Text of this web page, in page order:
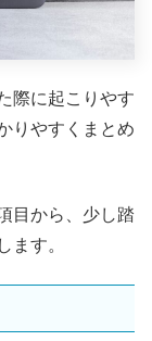
際に起こりやす
りやすくまとめ
目から、少し踏
ます。